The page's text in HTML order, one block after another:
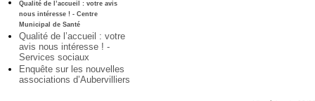
Qualité de l’accueil : votre avis
nous intéresse ! - Centre
Municipal de Santé
Qualité de l’accueil : votre
avis nous intéresse ! -
Services sociaux
Enquête sur les nouvelles
associations d’Aubervilliers